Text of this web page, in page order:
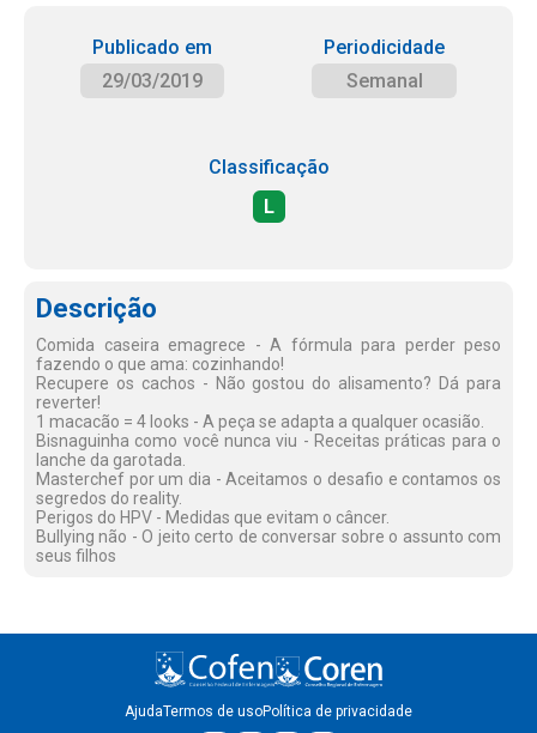
Publicado em
29/03/2019
Periodicidade
Semanal
Classificação
L
Descrição
Comida caseira emagrece - A fórmula para perder peso
fazendo o que ama: cozinhando!
Recupere os cachos - Não gostou do alisamento? Dá para
reverter!
1 macacão = 4 looks - A peça se adapta a qualquer ocasião.
Bisnaguinha como você nunca viu - Receitas práticas para o
lanche da garotada.
Masterchef por um dia - Aceitamos o desafio e contamos os
segredos do reality.
Perigos do HPV - Medidas que evitam o câncer.
Bullying não - O jeito certo de conversar sobre o assunto com
seus filhos
AjudaTermos de usoPolítica de privacidade